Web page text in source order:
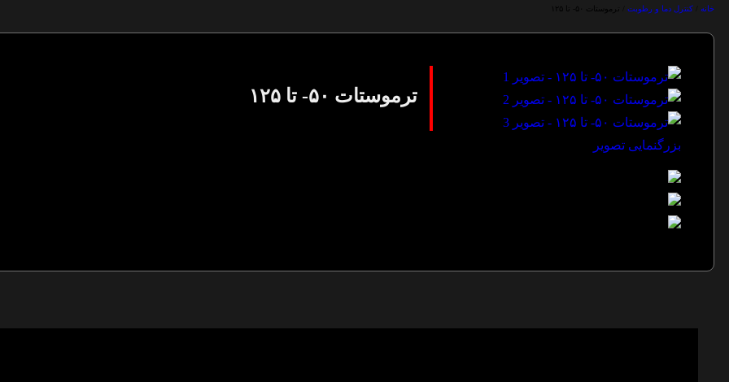
خانه کنترل دما و رطوبت ترموستات ۵۰- تا ۱۲۵
بزرگنمایی تصویر
ترموستات ۵۰- تا ۱۲۵